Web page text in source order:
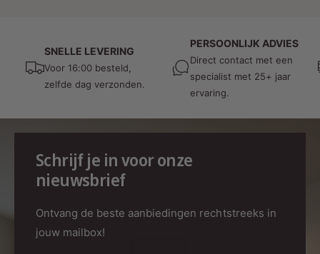
SNELLE LEVERING
Voor 16:00 besteld,
zelfde dag verzonden.
PERSOONLIJK ADVIES
Direct contact met een
specialist met 25+ jaar
ervaring.
Schrijf je in voor onze
nieuwsbrief
Ontvang de beste aanbiedingen rechtstreeks in
jouw mailbox!